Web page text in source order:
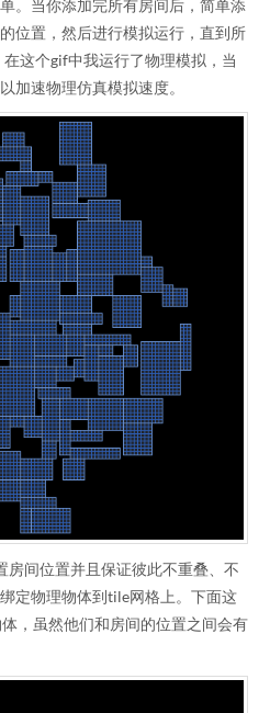
。当你添加完所有房间后，简单添
位置，然后进行模拟运行，直到所
这个gif中我运行了物理模拟，当
加速物理仿真模拟速度。
间位置并且保证彼此不重叠、不
定物理物体到tile网格上。下面这
，虽然他们和房间的位置之间会有